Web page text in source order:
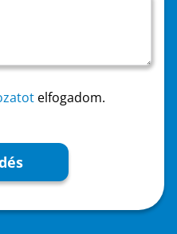
elfogadom.